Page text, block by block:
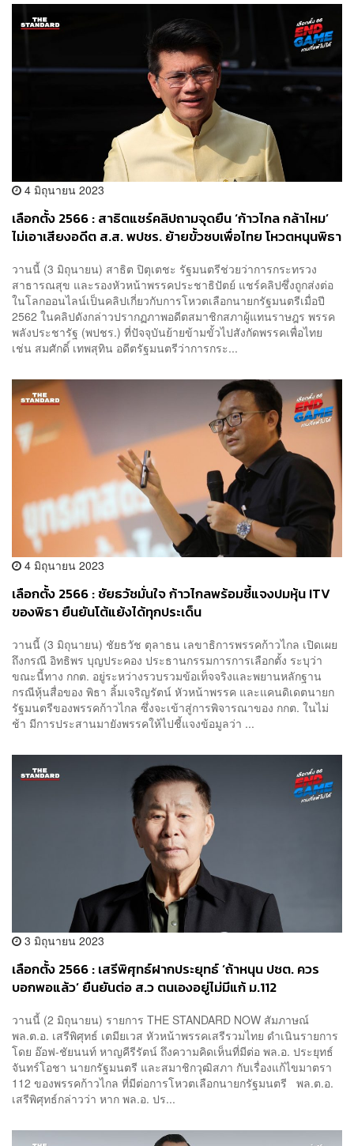
4 มิถุนายน 2023
เลือกตั้ง 2566 : สาธิตแชร์คลิปถามจุดยืน ‘ก้าวไกล กล้าไหม’
ไม่เอาเสียงอดีต ส.ส. พปชร. ย้ายขั้วซบเพื่อไทย โหวตหนุนพิธา
วานนี้ (3 มิถุนายน) สาธิต ปิตุเตชะ รัฐมนตรีช่วยว่าการกระทรวง
สาธารณสุข และรองหัวหน้าพรรคประชาธิปัตย์ แชร์​คลิป​ซึ่งถูกส่งต่อ
ในโลกออนไลน์เป็นคลิปเกี่ยวกับการโหวตเลือกนายกรัฐมนตรีเมื่อปี
2562 ​ในคลิปดังกล่าวปรากฏภาพอดีตสมาชิกสภาผู้แทนราษฎร พรรค
พลังประชารัฐ (พปชร.) ที่ปัจจุบันย้ายข้ามขั้วไปสังกัดพรรคเพื่อไทย
เช่น สมศักดิ์ เทพสุทิน อดีตรัฐมนตรีว่าการกระ...
4 มิถุนายน 2023
เลือกตั้ง 2566 : ชัยธวัชมั่นใจ ก้าวไกลพร้อมชี้แจงปมหุ้น ITV
ของพิธา ยืนยันโต้แย้งได้ทุกประเด็น
วานนี้ (3 มิถุนายน) ชัยธวัช ตุลาธน เลขาธิการพรรคก้าวไกล เปิดเผย
ถึงกรณี อิทธิพร บุญประคอง ประธานกรรมการการเลือกตั้ง ระบุว่า
ขณะนี้ทาง กกต. อยู่ระหว่างรวบรวมข้อเท็จจริงและพยานหลักฐาน
กรณีหุ้นสื่อของ พิธา ลิ้มเจริญรัตน์ หัวหน้าพรรค และแคนดิเดตนายก
รัฐมนตรีของพรรคก้าวไกล ซึ่งจะเข้าสู่การพิจารณาของ กกต. ในไม่
ช้า มีการประสานมายังพรรคให้ไปชี้แจงข้อมูลว่า ...
3 มิถุนายน 2023
เลือกตั้ง 2566 : เสรีพิศุทธ์ฝากประยุทธ์ ‘ถ้าหนุน ปชต. ควร
บอกพอแล้ว’ ยืนยันต่อ ส.ว ตนเองอยู่ไม่มีแก้ ม.112
วานนี้ (2 มิถุนายน) รายการ THE STANDARD NOW สัมภาษณ์
พล.ต.อ. เสรีพิศุทธ์ เตมียเวส หัวหน้าพรรคเสรีรวมไทย ดำเนินรายการ
โดย อ๊อฟ-ชัยนนท์ หาญคีรีรัตน์ ถึงความคิดเห็นที่มีต่อ พล.อ. ประยุทธ์
จันทร์โอชา นายกรัฐมนตรี และสมาชิกวุฒิสภา กับเรื่องแก้ไขมาตรา
112 ของพรรคก้าวไกล ที่มีต่อการโหวตเลือกนายกรัฐมนตรี พล.ต.อ.
เสรีพิศุทธ์กล่าวว่า หาก พล.อ. ปร...